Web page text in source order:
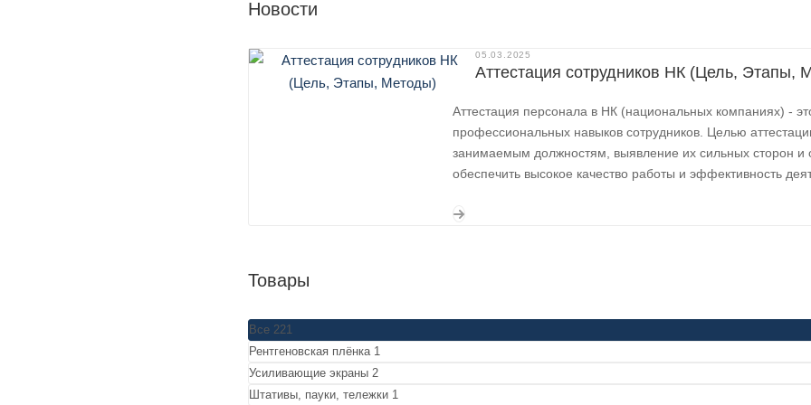
Новости
05.03.2025
Аттестация сотрудников НК (Цель, Этапы,
Аттестация персонала в НК (национальных компаниях) -
профессиональных навыков сотрудников. Целью
занимаемым должностям, выявление их сильных сторон
обеспечить высокое качество работы и эффективность
Товары
Все 221
Рентгеновская плёнка 1
Усиливающие экраны 2
Штативы, пауки, тележки 1